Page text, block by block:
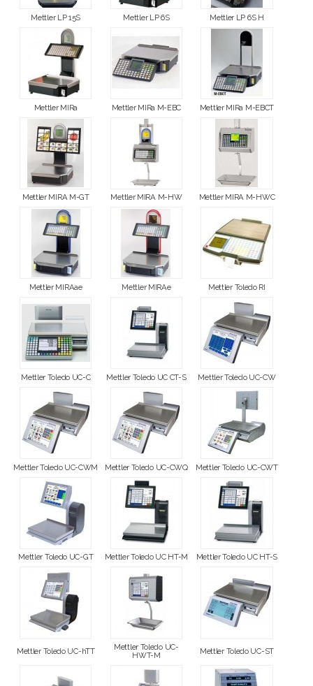
Mettler LP 15S Mettler LP 6S Mettler LP 6S H
Mettler MIRa Mettler MIRa M-EBC Mettler MIRa M-EBCT
Mettler MIRA M-GT Mettler MIRA M-HW Mettler MIRA M-HWC
Mettler MIRAae Mettler MIRAe Mettler Toledo RI
Mettler Toledo UC-C Mettler Toledo UC CT-S Mettler Toledo UC-CW
Mettler Toledo UC-CWM Mettler Toledo UC-CWQ Mettler Toledo UC-CWT
Mettler Toledo UC-GT Mettler Toledo UC HT-M Mettler Toledo UC HT-S
Mettler Toledo UC-hTT
Mettler Toledo UC-
HWT-M
Mettler Toledo UC-ST